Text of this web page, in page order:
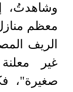
وشاهدتُ،
معظم
الريف
غير
صغيرة"،